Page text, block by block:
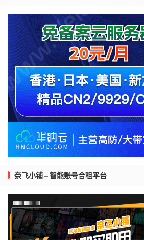
奈飞小铺 – 智能账号合租平台